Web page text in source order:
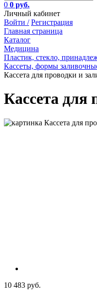
0 0 руб.
Личный кабинет
Войти / Регистрация
Главная страница
Каталог
Медицина
Пластик, стекло,
Кассеты, формы
Кассета для проводки и
Кассета для
10 483 руб.